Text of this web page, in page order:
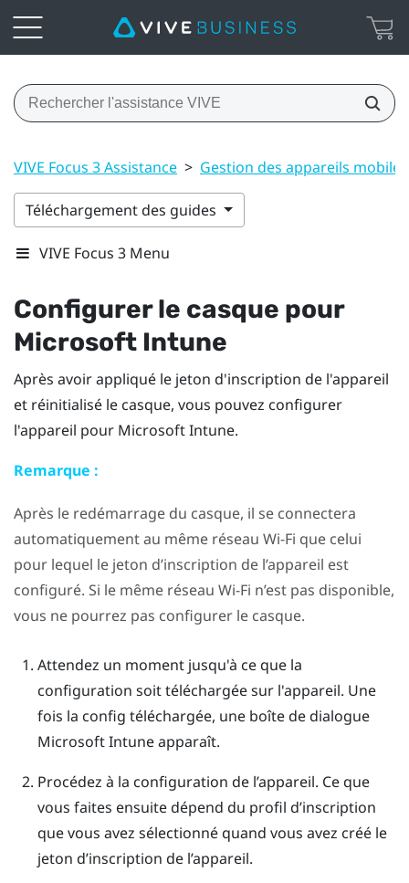
VIVE Focus 3 Assistance > Gestion des appareils
Téléchargement des guides
VIVE Focus 3 Menu
Configurer le casque pour
Microsoft Intune
Après avoir appliqué le jeton d'inscription de l'appareil
et réinitialisé le casque, vous pouvez configurer
l'appareil pour Microsoft Intune.
Remarque :
Après le redémarrage du casque, il se connectera
automatiquement au même réseau Wi-Fi que celui
pour lequel le jeton d’inscription de l’appareil est
configuré. Si le même réseau Wi-Fi n’est pas disponible,
vous ne pourrez pas configurer le casque.
Attendez un moment jusqu'à ce que la
configuration soit téléchargée sur l'appareil. Une
fois la config téléchargée, une boîte de dialogue
Microsoft Intuneapparaît.
Procédez à la configuration de l’appareil. Ce que
vous faites ensuite dépend du profil d’inscription
que vous avez sélectionné quand vous avez créé le
jeton d’inscription de l’appareil.